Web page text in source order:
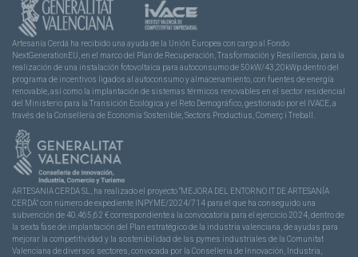
Artesanía Cerdá ha recibido una ayuda de la Unión Europea con cargo al Fondo
NextGenerationEU, en el marco del Plan de Recuperación, Trasformación y Resiliencia, para la
realización de una instalación fotovoltaica para autoconsumo de 50kW/43,20kWp dentro del
programa de incentivos ligados al autoconsumo y almacenamiento, con fuentes de energía
renovable, así como la implantación de sistemas térmicos renovables en el sector residencial
del Ministerio para la Transición Ecológica y el Reto Demográfico, gestionado por el IVACE, a
través de la Consellería de Economía Sostenible, Sectors Productius, Comerç i Treball.
ARTESANIA CERDA SL, ha realizado el proyecto “MEJORA DEL ENTORNO IT DE ARTESANÍA
CERDÁ” con número de expediente INPYME/2024/714 para el que ha conseguido una
subvención de 40.465,62 € correspondiente a la convocatoria para el ejercicio 2024, dentro de
la sexta fase de implantación del Plan estratégico de la industria valenciana, de ayudas para
mejorar la competitividad y la sostenibilidad de las pymes industriales de la Comunitat
Valenciana de diversos sectores, convocada por la Conselleria de Innovación, Industria,